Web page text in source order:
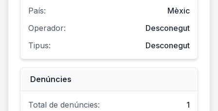
País:
Mèxic
Operador:
Desconegut
Tipus:
Desconegut
Denúncies
Total de denúncies:
1